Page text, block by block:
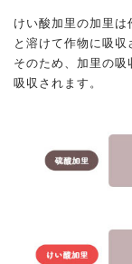
けい酸加里の加里
と溶けて作物に吸収
そのため、加里の
吸収されます。